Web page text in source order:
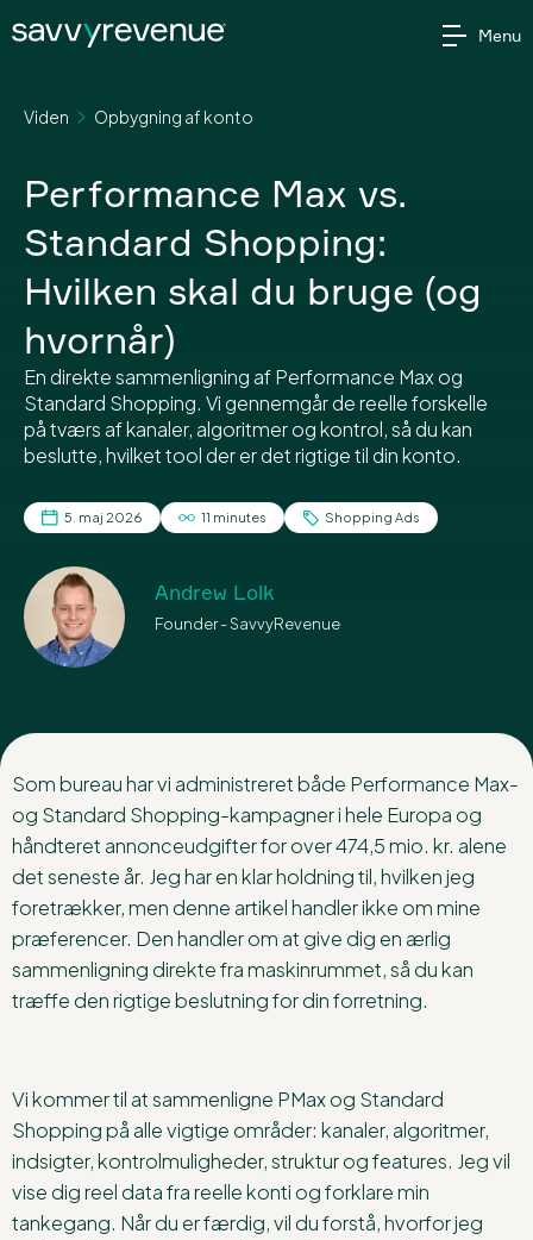
til
Menu
Viden Opbygning af konto
Performance Max vs.
Standard Shopping:
Hvilken skal du bruge (og
hvornår)
En direkte sammenligning af Performance Max og
Standard Shopping. Vi gennemgår de reelle forskelle
på tværs af kanaler, algoritmer og kontrol, så du kan
beslutte, hvilket tool der er det rigtige til din konto.
5. maj 2026 11 minutes Shopping Ads
Andrew Lolk
Founder - SavvyRevenue
Som bureau har vi administreret både Performance Max-
og Standard Shopping-kampagner i hele Europa og
håndteret annonceudgifter for over 474,5 mio. kr. alene
det seneste år. Jeg har en klar holdning til, hvilken jeg
foretrækker, men denne artikel handler ikke om mine
præferencer. Den handler om at give dig en ærlig
sammenligning direkte fra maskinrummet, så du kan
træffe den rigtige beslutning for din forretning.
Vi kommer til at sammenligne PMax og Standard
Shopping på alle vigtige områder: kanaler, algoritmer,
indsigter, kontrolmuligheder, struktur og features. Jeg vil
vise dig reel data fra reelle konti og forklare min
tankegang. Når du er færdig, vil du forstå, hvorfor jeg